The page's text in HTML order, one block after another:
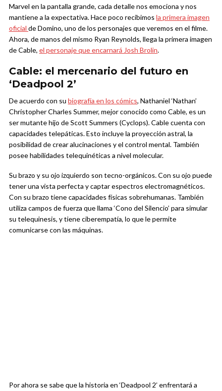
Marvel en la pantalla grande, cada detalle nos emociona y nos
mantiene a la expectativa. Hace poco recibimos la primera imagen
oficial de Domino, uno de los personajes que veremos en el filme.
Ahora, de manos del mismo Ryan Reynolds, llega la primera imagen
de Cable, el personaje que encarnará Josh Brolin.
Cable: el mercenario del futuro en
‘Deadpool 2’
De acuerdo con su biografía en los cómics, Nathaniel ‘Nathan’
Christopher Charles Summer, mejor conocido como Cable, es un
ser mutante hijo de Scott Summers (Cyclops). Cable cuenta con
capacidades telepáticas. Esto incluye la proyección astral, la
posibilidad de crear alucinaciones y el control mental. También
posee habilidades telequinéticas a nivel molecular.
Su brazo y su ojo izquierdo son tecno-orgánicos. Con su ojo puede
tener una vista perfecta y captar espectros electromagnéticos.
Con su brazo tiene capacidades físicas sobrehumanas. También
utiliza campos de fuerza que llama ‘Cono del Silencio’ para simular
su telequinesis, y tiene ciberempatía, lo que le permite
comunicarse con las máquinas.
Por ahora se sabe que la historia en ‘Deadpool 2’ enfrentará a